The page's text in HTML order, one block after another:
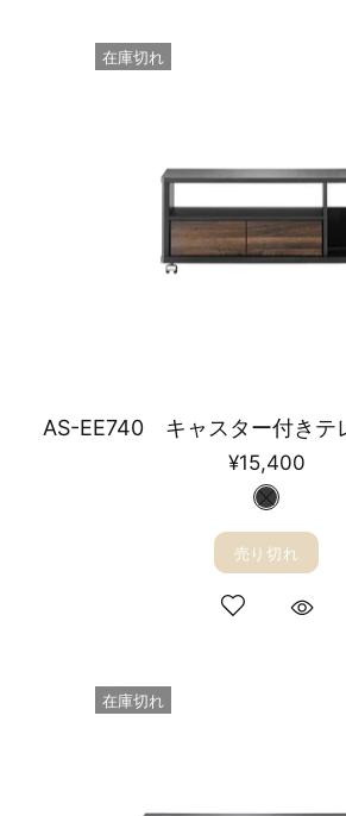
在庫切れ
AS-EE740 キャスター付き
¥15,400
売り切れ
在庫切れ